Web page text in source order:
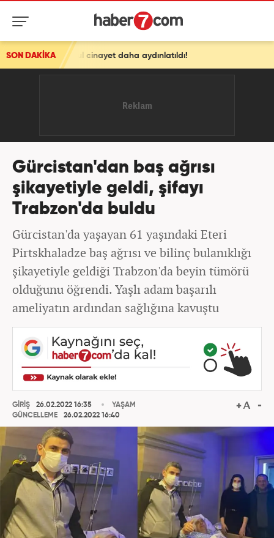
SON DAKİKA
cinayet daha aydınlatıldı!
Gürcistan'dan baş ağrısı
şikayetiyle geldi, şifayı
Trabzon'da buldu
Gürcistan'da yaşayan 61 yaşındaki Eteri
Pirtskhaladze baş ağrısı ve bilinç bulanıklığı
şikayetiyle geldiği Trabzon'da beyin tümörü
olduğunu öğrendi. Yaşlı adam başarılı
ameliyatın ardından sağlığına kavuştu
GİRİŞ
26.02.2022 16:35
GÜNCELLEME
26.02.2022 16:40
YAŞAM